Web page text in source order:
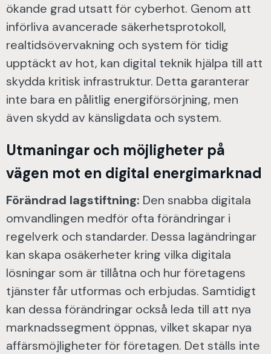
ökande grad utsatt för cyberhot. Genom att
införliva avancerade säkerhetsprotokoll,
realtidsövervakning och system för tidig
upptäckt av hot, kan digital teknik hjälpa till att
skydda kritisk infrastruktur. Detta garanterar
inte bara en pålitlig energiförsörjning, men
även skydd av känsligdata och system.
Utmaningar och möjligheter på
vägen mot en digital energimarknad
Förändrad lagstiftning: Den snabba digitala
omvandlingen medför ofta förändringar i
regelverk och standarder. Dessa lagändringar
kan skapa osäkerheter kring vilka digitala
lösningar som är tillåtna och hur företagens
tjänster får utformas och erbjudas. Samtidigt
kan dessa förändringar också leda till att nya
marknadssegment öppnas, vilket skapar nya
affärsmöjligheter för företagen. Det ställs inte